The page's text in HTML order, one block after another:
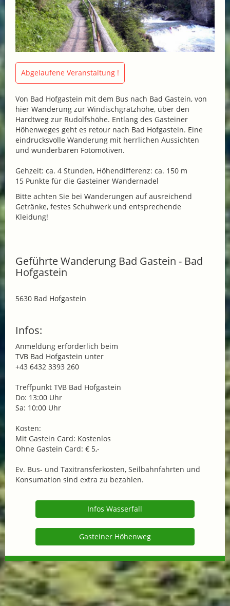
Abgelaufene Veranstaltung !
Von Bad Hofgastein mit dem Bus nach Bad Gastein, von
hier Wanderung zur Windischgrätzhöhe, über den
Hardtweg zur Rudolfshöhe. Entlang des Gasteiner
Höhenweges geht es retour nach Bad Hofgastein. Eine
eindrucksvolle Wanderung mit herrlichen Aussichten
und wunderbaren Fotomotiven.
Gehzeit: ca. 4 Stunden, Höhendifferenz: ca. 150 m
15 Punkte für die Gasteiner Wandernadel
Bitte achten Sie bei Wanderungen auf ausreichend
Getränke, festes Schuhwerk und entsprechende
Kleidung!
Geführte Wanderung Bad Gastein - Bad
Hofgastein
5630 Bad Hofgastein
Infos:
Anmeldung erforderlich beim
TVB Bad Hofgastein unter
+43 6432 3393 260
Treffpunkt TVB Bad Hofgastein
Do: 13:00 Uhr
Sa: 10:00 Uhr
Kosten:
Mit Gastein Card: Kostenlos
Ohne Gastein Card: € 5,-
Ev. Bus- und Taxitransferkosten, Seilbahnfahrten und
Konsumation sind extra zu bezahlen.
Infos Wasserfall
Gasteiner Höhenweg